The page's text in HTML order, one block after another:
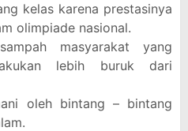
kelas karena prestasinya
olimpiade nasional.
masyarakat yang
lebih buruk dari
oleh bintang – bintang